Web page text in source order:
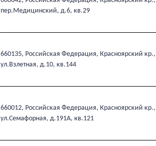
пер.Медицинский, д.6, кв.29
660135, Российская Федерация, Красноярский кр.,
ул.Взлетная, д.10, кв.144
660012, Российская Федерация, Красноярский кр.,
ул.Семафорная, д.191А, кв.121